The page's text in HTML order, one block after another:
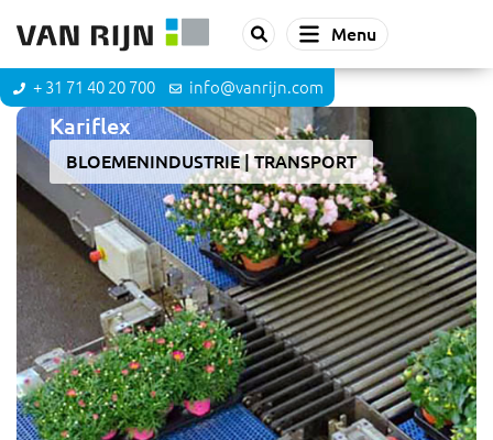
Menu
+ 31 71 40 20 700 info@vanrijn.com
BLOEMENINDUSTRIE TRANSPORT
Kariflex